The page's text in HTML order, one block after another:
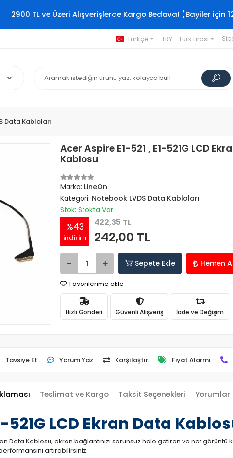
2900 TL ve Üzeri Alışverişlerde Kargo Bedava! (Bayiler için
Türkçe TRY - Türk Lirası
Data Kabloları
Acer Aspire E1-521 , E1-521G LCD
Kablosu
Marka: LineOn
Kategori: Notebook LVDS Data Kabloları
Stok: Stokta Var
%43
indirim
422,35 TL
242,00 TL
Sepete Ekle Hemen Al
Favorilerime ekle
Hızlı Gönderi Güvenli Alışveriş İade ve Değişim
Tavsiye Et Yorum Yaz Karşılaştır Fiyat Alarmı
Teslimat ve Kargo Taksit Seçenekleri Yorumlar
521G LCD Ekran Data
Data Kablosu, ekran bağlantınızı sorunsuz hale getiren ve net
artırabilirsiniz.